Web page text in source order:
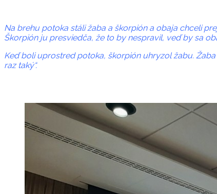
Na brehu potoka stáli žaba a škorpión a obaja chceli
Škorpión ju presviedča, že to by nespravil, veď by sa
Keď boli uprostred potoka, škorpión uhryzol žabu.
raz taký“.